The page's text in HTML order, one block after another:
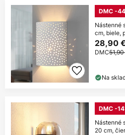
DMC -
Nástenné
cm, biele,
28,90 €
DMC
Na
DMC -
Nástenné
20 cm,